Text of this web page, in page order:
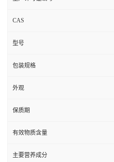
CAS
型号
包装规格
外观
保质期
有效物质含量
主要营养成分